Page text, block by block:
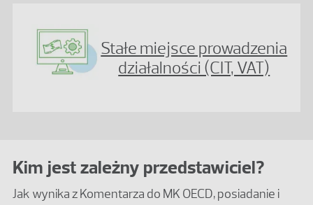
Stałe miejsce prowadzenia
działalności (CIT, VAT)
Kim jest zależny przedstawiciel?
Jak wynika z Komentarza do MK OECD, posiadanie i